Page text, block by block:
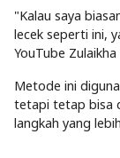
"Kalau saya
lecek seperti ini,
YouTube
Metode ini
tetapi tetap bisa
langkah yang